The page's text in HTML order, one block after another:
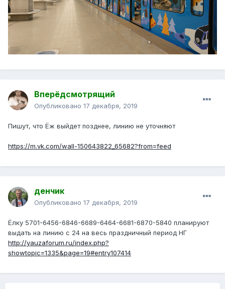
Вперёдсмотрящий
Опубликовано 17 декабря, 2019
Пишут, что Ёж выйдет позднее, линию не уточняют
https://m.vk.com/wall-150643822_65682?from=feed
денчик
Опубликовано 17 декабря, 2019
Ёлку 5701-6456-6846-6689-6464-6681-6870-5840 планируют
выдать на линию с 24 на весь праздничный период НГ
http://yauzaforum.ru/index.php?
showtopic=1335&page=19#entry107414